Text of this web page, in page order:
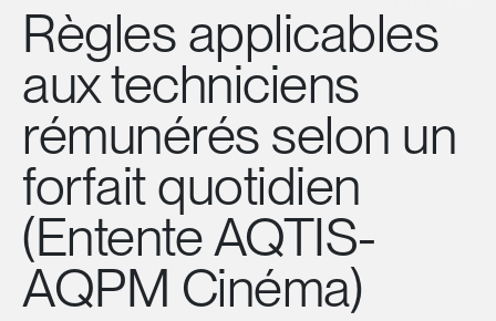
Règles applicables
aux techniciens
rémunérés selon un
forfait quotidien
(Entente AQTIS-
AQPM Cinéma)